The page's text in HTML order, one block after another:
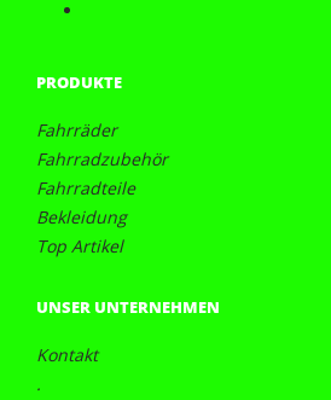
PRODUKTE
Fahrräder
Fahrradzubehör
Fahrradteile
Bekleidung
Top Artikel
UNSER UNTERNEHMEN
Kontakt
.